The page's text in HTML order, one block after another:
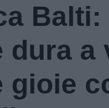
dura a
gioie